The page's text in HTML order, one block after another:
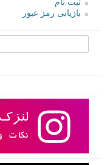
ثبت نام
بازیابی رمز عبور